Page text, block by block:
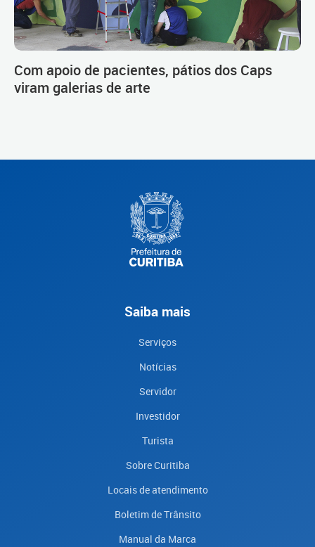
Com apoio de pacientes, pátios dos Caps
viram galerias de arte
Saiba mais
Serviços
Notícias
Servidor
Investidor
Turista
Sobre Curitiba
Locais de atendimento
Boletim de Trânsito
Manual da Marca